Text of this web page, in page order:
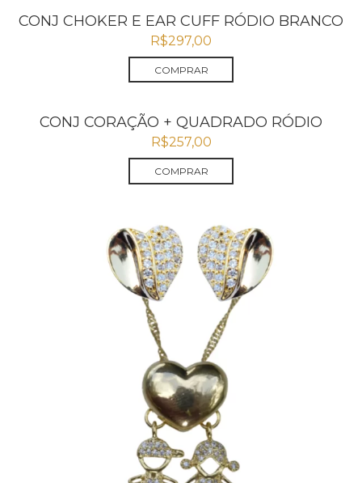
CONJ CHOKER E EAR CUFF RÓDIO BRANCO
R$297,00
COMPRAR
CONJ CORAÇÃO + QUADRADO RÓDIO
R$257,00
COMPRAR